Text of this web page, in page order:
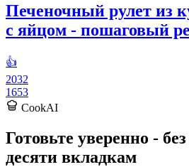
Печеночный рулет из
с яйцом - пошаговый
👍
2032
1653
CookAI
Готовьте уверенно -
десяти вкладкам